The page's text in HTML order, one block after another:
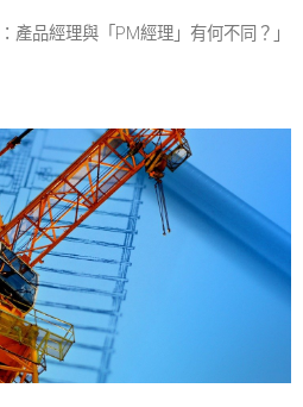
產品經理與「PM經理」有何不同？」